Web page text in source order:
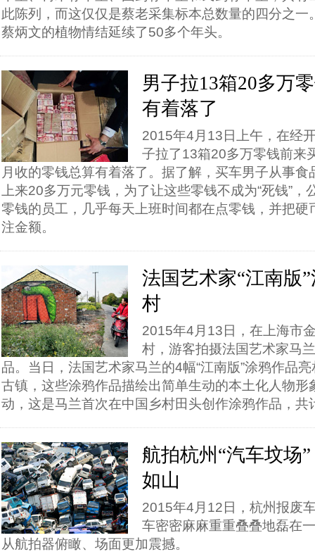
此陈列，而这仅仅是蔡老采集标本总数量的四分之一
蔡炳文的植物情结延续了50多个年头。
男子拉13箱20多万
有着落了
2015年4月13日上午，在经
子拉了13箱20多万零钱前来
月收的零钱总算有着落了。据了解，买车男子从事
上来20多万元零钱，为了让这些零钱不成为“死钱”
零钱的员工，几乎每天上班时间都在点零钱，并把硬
注金额。
法国艺术家“江南版
村
2015年4月13日，在上海市
村，游客拍摄法国艺术家马
品。当日，法国艺术家马兰的4幅“江南版”涂鸦作品
古镇，这些涂鸦作品描绘出简单生动的本土化人物形
动，这是马兰首次在中国乡村田头创作涂鸦作品，共
航拍杭州“汽车坟场
如山
2015年4月12日，杭州报废
车密密麻麻重重叠叠地磊在
从航拍器俯瞰、场面更加震撼。